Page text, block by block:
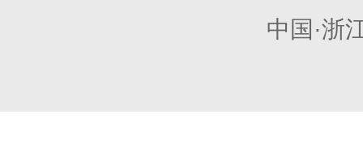
中国·浙